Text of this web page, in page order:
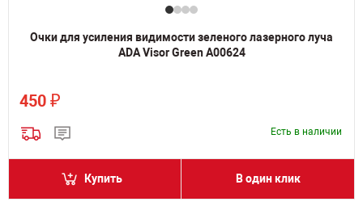
Очки для усиления видимости зеленого лазерного луча
ADA Visor Green А00624
450 ₽
Есть в наличии
Купить В один клик